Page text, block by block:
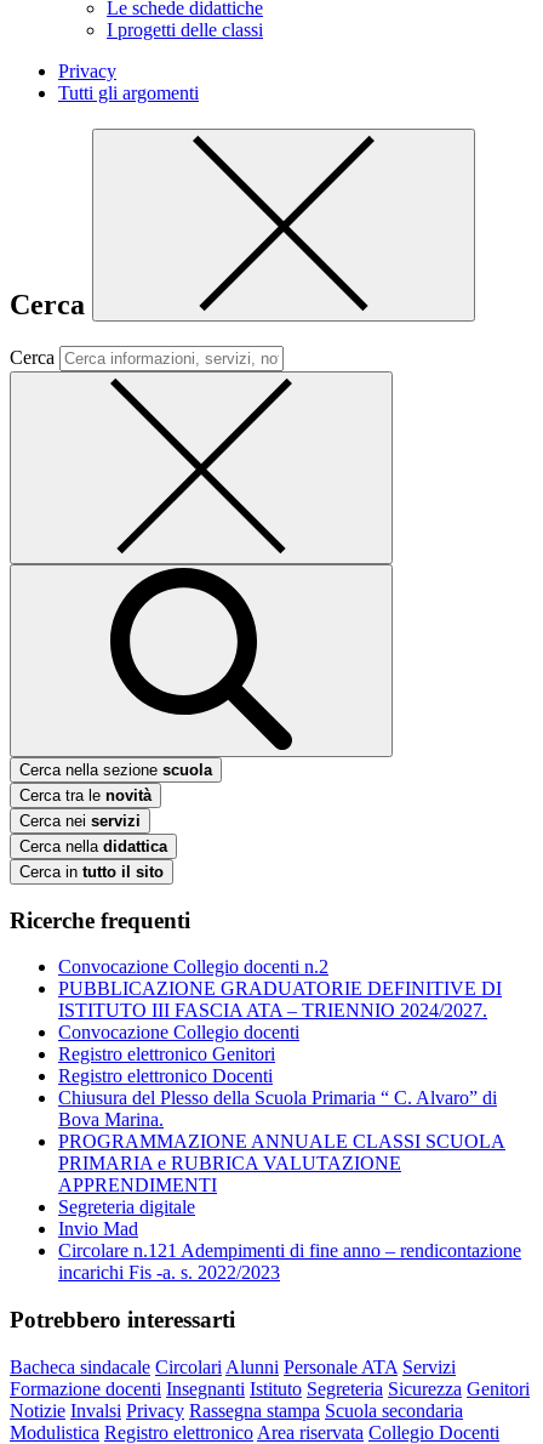
Le schede didattiche
I progetti delle classi
Privacy
Tutti gli argomenti
Cerca
Cerca
Cerca nella sezione scuola
Cerca tra le novità
Cerca nei servizi
Cerca nella didattica
Cerca in tutto il sito
Ricerche frequenti
Convocazione Collegio docenti n.2
PUBBLICAZIONE GRADUATORIE DEFINITIVE DI
ISTITUTO III FASCIA ATA – TRIENNIO 2024/2027.
Convocazione Collegio docenti
Registro elettronico Genitori
Registro elettronico Docenti
Chiusura del Plesso della Scuola Primaria “ C. Alvaro” di
Bova Marina.
PROGRAMMAZIONE ANNUALE CLASSI SCUOLA
PRIMARIA e RUBRICA VALUTAZIONE
APPRENDIMENTI
Segreteria digitale
Invio Mad
Circolare n.121 Adempimenti di fine anno – rendicontazione
incarichi Fis -a. s. 2022/2023
Potrebbero interessarti
Bacheca sindacale Circolari Alunni Personale ATA Servizi
Formazione docenti Insegnanti Istituto Segreteria Sicurezza Genitori
Notizie Invalsi Privacy Rassegna stampa Scuola secondaria
Modulistica Registro elettronico Area riservata Collegio Docenti